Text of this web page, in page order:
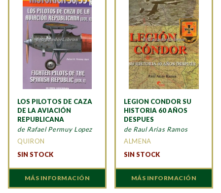
LOS PILOTOS DE CAZA
DE LA AVIACIÓN
REPUBLICANA
de Rafael Permuy Lopez
QUIRON
SIN STOCK
MÁS INFORMACIÓN
LEGION CONDOR SU
HISTORIA 60 AÑOS
DESPUES
de Raul Arias Ramos
ALMENA
SIN STOCK
MÁS INFORMACIÓN